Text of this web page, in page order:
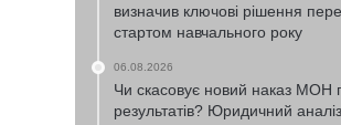
визначив ключові рішення
стартом навчального року
06.08.2026
Чи скасовує новий наказ МОН
результатів? Юридичний